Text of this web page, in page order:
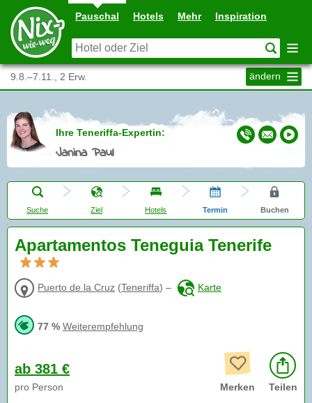
Pauschal Hotels Mehr Inspiration
9.8.–7.11., 2 Erw. ändern
Ihre Teneriffa-Expertin:
Janina Paul
Suche Ziel Hotels Termin Buchen
Apartamentos Teneguia Tenerife
Puerto de la Cruz (Teneriffa) – Karte
77 % Weiterempfehlung
ab 381 €
pro Person Merken Teilen